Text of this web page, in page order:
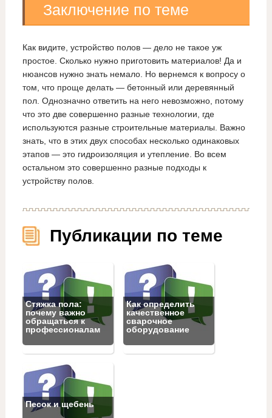
Заключение по теме
Как видите, устройство полов — дело не такое уж
простое. Сколько нужно приготовить материалов! Да и
нюансов нужно знать немало. Но вернемся к вопросу о
том, что проще делать — бетонный или деревянный
пол. Однозначно ответить на него невозможно, потому
что это две совершенно разные технологии, где
используются разные строительные материалы. Важно
знать, что в этих двух способах несколько одинаковых
этапов — это гидроизоляция и утепление. Во всем
остальном это совершенно разные подходы к
устройству полов.
Публикации по теме
Стяжка пола:
почему важно
обращаться к
профессионалам
Как определить
качественное
сварочное
оборудование
Песок и щебень